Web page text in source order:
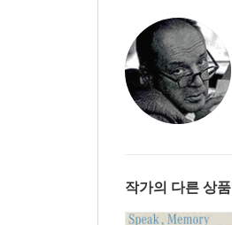
작가의 다른 상품